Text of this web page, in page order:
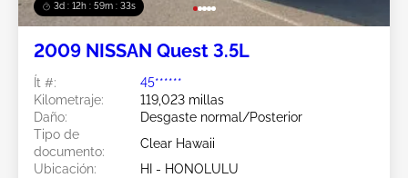
3d : 12h : 59m : 31s
2009 NISSAN Quest 3.5L
Ít #:
45******
Kilometraje:
119,023 millas
Daño:
Desgaste normal/Posterior
Tipo de
documento:
Clear Hawaii
Ubicación:
HI - HONOLULU